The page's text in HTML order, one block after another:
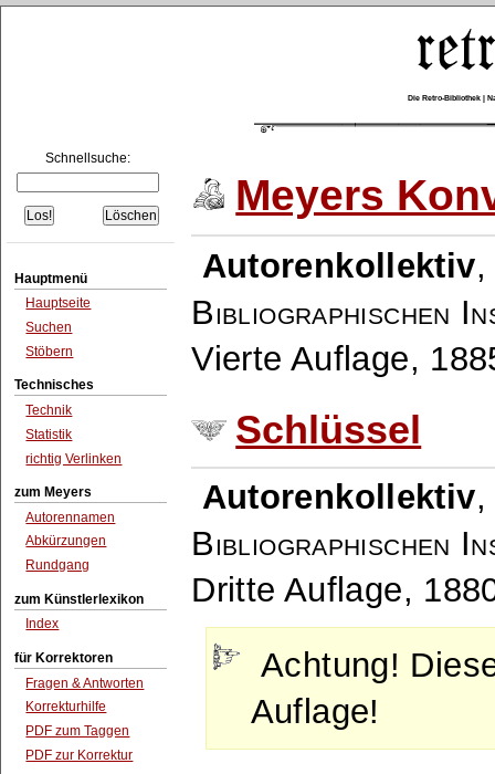
Die Retro-Bibliothek |
Schnellsuche:
Hauptmenü
Hauptseite
Suchen
Stöbern
Technisches
Technik
Statistik
richtig Verlinken
zum Meyers
Autorennamen
Abkürzungen
Rundgang
zum Künstlerlexikon
Index
für Korrektoren
Fragen & Antworten
Korrekturhilfe
PDF zum Taggen
PDF zur Korrektur
Meyers
Autorenkollektiv
Bibliographischen
Vierte Auflage,
Schlüssel
Autorenkollektiv
Bibliographischen
Dritte Auflage,
Achtung!
Auflage!